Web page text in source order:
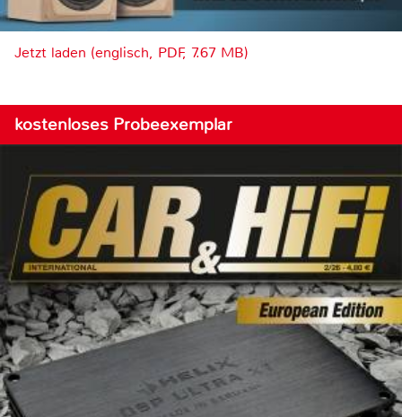
Jetzt laden (englisch, PDF, 7.67 MB)
kostenloses Probeexemplar